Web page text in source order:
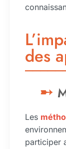
des
Les
participer